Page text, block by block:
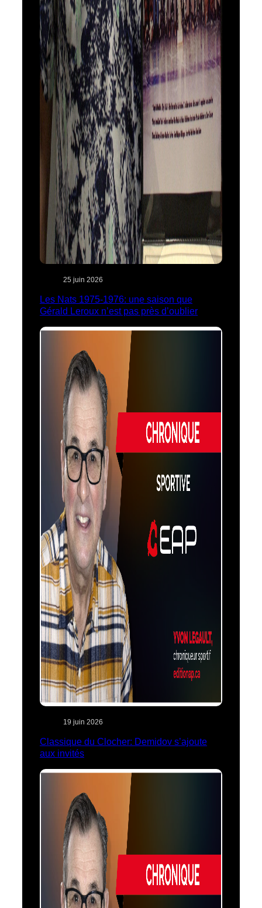
25 juin 2026
Les Nats 1975-1976: une saison que
Gérald Leroux n’est pas près d’oublier
19 juin 2026
Classique du Clocher: Demidov s’ajoute
aux invités